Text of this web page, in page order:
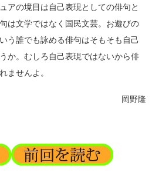
アの境目は自己表現としての俳句と
は文学ではなく国民文芸。お遊びの
う誰でも詠める俳句はそもそも自己
か。むしろ自己表現ではないから俳
ませんよ。
岡野隆